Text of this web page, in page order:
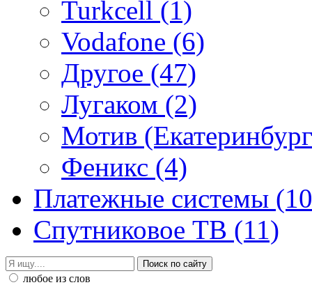
Turkcell (1)
Vodafone (6)
Другое (47)
Лугаком (2)
Мотив
Феникс (4)
Платежные системы
Спутниковое ТВ (11)
любое из слов